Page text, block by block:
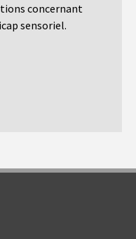
concernant
sensoriel.